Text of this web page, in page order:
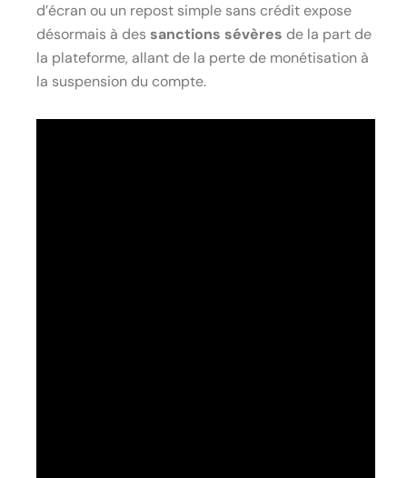
d’écran ou un repost simple sans crédit expose
désormais à des sanctions sévères de la part de
la plateforme, allant de la perte de monétisation à
la suspension du compte.